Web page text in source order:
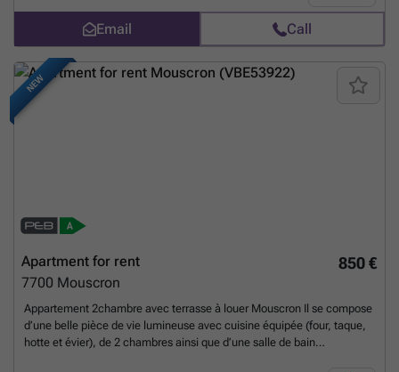
Email Call
NEW
850 €
Apartment for rent
7700 Mouscron
Appartement 2chambre avec terrasse à louer Mouscron Il se compose
d’une belle pièce de vie lumineuse avec cuisine équipée (four, taque,
hotte et évier), de 2 chambres ainsi que d’une salle de bain